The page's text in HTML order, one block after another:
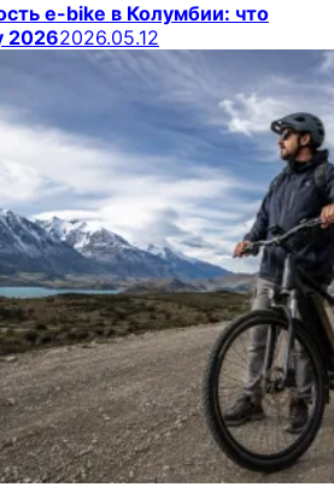
e-bike в Колумбии: что
20262026.05.12